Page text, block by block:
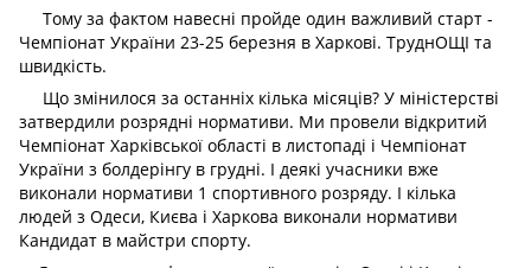
Тому за фактом навесні пройде один важливий старт -
Чемпіонат України 23-25 березня в Харкові. ТруднОЩІ та
швидкість.
Що змінилося за останніх кілька місяців? У міністерстві
затвердили розрядні нормативи. Ми провели відкритий
Чемпіонат Харківської області в листопаді і Чемпіонат
України з болдерінгу в грудні. І деякі учасники вже
виконали нормативи 1 спортивного розряду. І кілька
людей з Одеси, Києва і Харкова виконали нормативи
Кандидат в майстри спорту.